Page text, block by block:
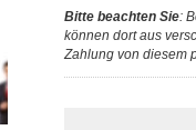
Bitte beachten Sie:
können dort aus
Zahlung von diesem